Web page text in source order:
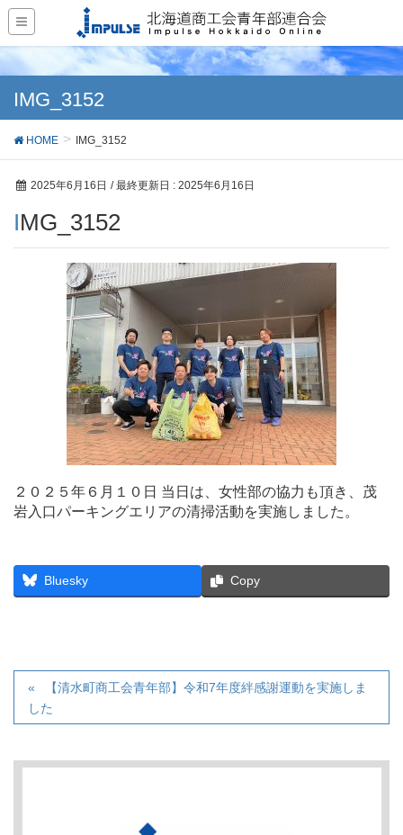
IMG_3152
HOME IMG_3152
2025年6月16日 / 最終更新日 : 2025年6月16日
IMG_3152
２０２５年６月１０日 当日は、女性部の協力も頂き、茂
岩入口パーキングエリアの清掃活動を実施しました。
Bluesky Copy
【清水町商工会青年部】令和7年度絆感謝運動を実施しま
した